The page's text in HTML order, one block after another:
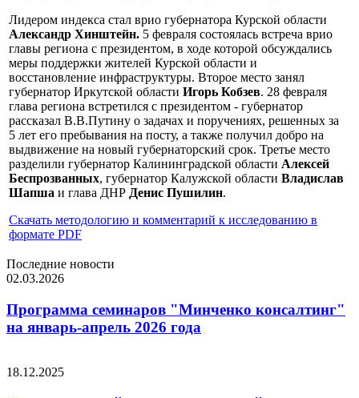
Лидером индекса стал врио губернатора Курской области
Александр Хинштейн. 5 февраля состоялась встреча врио
главы региона с президентом, в ходе которой обсуждались
меры поддержки жителей Курской области и
восстановление инфраструктуры. Второе место занял
губернатор Иркутской области Игорь Кобзев. 28 февраля
глава региона встретился с президентом - губернатор
рассказал В.В.Путину о задачах и поручениях, решенных за
5 лет его пребывания на посту, а также получил добро на
выдвижение на новый губернаторский срок. Третье место
разделили губернатор Калининградской области Алексей
Беспрозванных, губернатор Калужской области Владислав
Шапша и глава ДНР Денис Пушилин.
Скачать методологию и комментарий к исследованию в
формате PDF
Последние новости
02.03.2026
Программа семинаров "Минченко консалтинг"
на январь-апрель 2026 года
18.12.2025